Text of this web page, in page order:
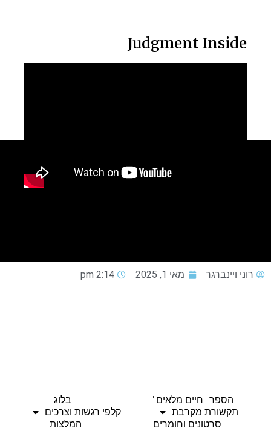
Judgment Inside
רוני ויינברגר מאי 1, 2025 2:14 pm
הספר "חיים מלאים"
בלוג
תקשורת מקרבת
קלפי רגשות וצרכים
סרטונים וחומרים
המלצות